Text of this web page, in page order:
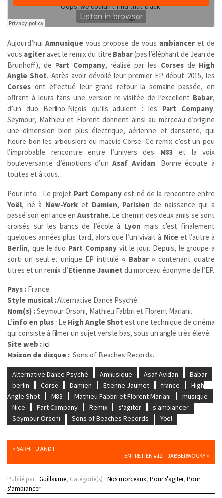
Aujourd’hui Amnusique vous propose de vous ambiancer et de
vous agiteravec le remix du titre Babar(pas l’éléphant de Jean de
Brunhoff), de Part Company, réalisé par les Corsesde High
Angle Shot. Après avoir dévoilé leur premier EP début 2015, les
Corses ont effectué leur grand retour la semaine passée, en
offrant à leurs fans une version re-visitée de l’excellent Babar,
d’un duo Berlino-Niçois qu’ils adulent : les Part Company.
Seymour, Mathieu et Florent donnent ainsi au morceau d’origine
une dimension bien plus électrique, aérienne et dansante, qui
fleure bon les arbousiers du maquis Corse. Ce remix c’est un peu
l’improbable rencontre entre l’univers des M83 et la voix
bouleversante d’émotions d’unAsaf Avidan. Bonne écoute à
toutes et à tous.
Pour info : Le projet Part Company est né de la rencontre entre
Yoël, né à New-York et Damien, Parisien de naissance qui a
passé son enfance enAustralie. Le chemin des deux amis se sont
croisés sur les bancs de l’école à Lyon mais c’est finalement
quelques années plus tard, alors que l’un vivait à Niceet l’autre à
Berlin, que le duo Part Companyvit le jour. Depuis, le groupe a
sorti un seul et unique EP intitulé « Babar » contenant quatre
titres et un remix d’Etienne Jaumet du morceau éponyme de l’EP.
Pays : France.
Style musical :Alternative Dance Psyché.
Nom(s) :Seymour Orsoni, Mathieu Fabbri et Florent Mariani.
L’info en plus : Le High Angle Shot est une technique de cinéma
qui consiste à filmer un sujet vers le bas, sous un angle très élevé.
Site web :ici
Maison de disque : Sons of Beaches Records.
Alternative Dance Psyché Amnusique Asaf Avidan
Babar
berlin
Corse Damien Etienne Jaumet france
High
Angle Shot
M83 Mathieu Fabbri et Florent Mariani
musique
Nice
Part Company Remix s'agiter
s'ambiancer
Seymour Orsoni
Sons of Beaches Records Yoël
« SARH – U AND I
ENTRETIEN #12 – JABBERWOCKY »
Publié par : Guillaume, Catégorie(s) : Nos morceaux, Pour s'agiter, Pour
s'ambiancer